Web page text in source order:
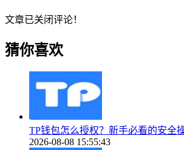
文章已关闭评论！
猜你喜欢
TP钱包怎么授权？新手必看的安全
2026-08-08 15:55:43